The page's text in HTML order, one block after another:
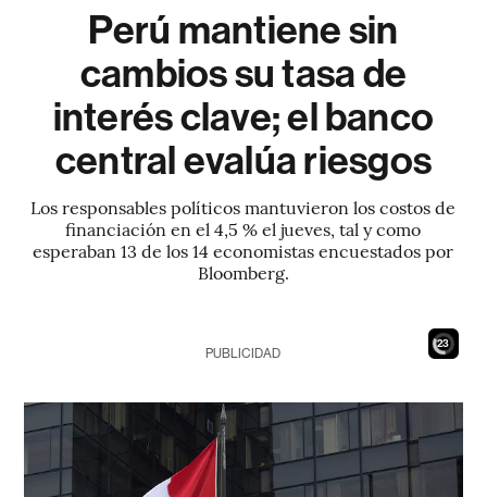
Perú mantiene sin
cambios su tasa de
interés clave; el banco
central evalúa riesgos
Los responsables políticos mantuvieron los costos de
financiación en el 4,5 % el jueves, tal y como
esperaban 13 de los 14 economistas encuestados por
Bloomberg.
21
PUBLICIDAD